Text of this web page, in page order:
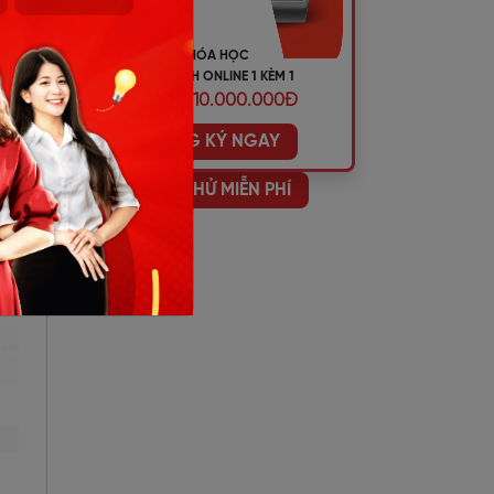
KHÓA HỌC
TIẾNG ANH ONLINE 1 KÈM 1
ƯU ĐÃI 10.000.000Đ
ĐĂNG KÝ NGAY
HỌC THỬ MIỄN PHÍ